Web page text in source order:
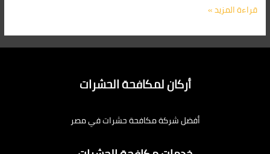
قراءة المزيد »
أركان لمكافحة الحشرات
أفضل شركة مكافحة حشرات في مصر